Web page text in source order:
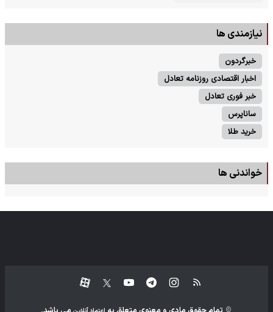
نیازمندی ها
خبرگردون
اخبار اقتصادی روزنامه تعادل
خبر فوری تعادل
ساناپرس
خرید طلا
خواندنی ها